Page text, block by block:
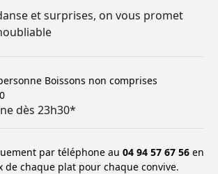
et surprises, on vous promet
Boissons non comprises
dès 23h30*
par téléphone au 04 94 57 67 56 en
de chaque plat pour chaque convive.